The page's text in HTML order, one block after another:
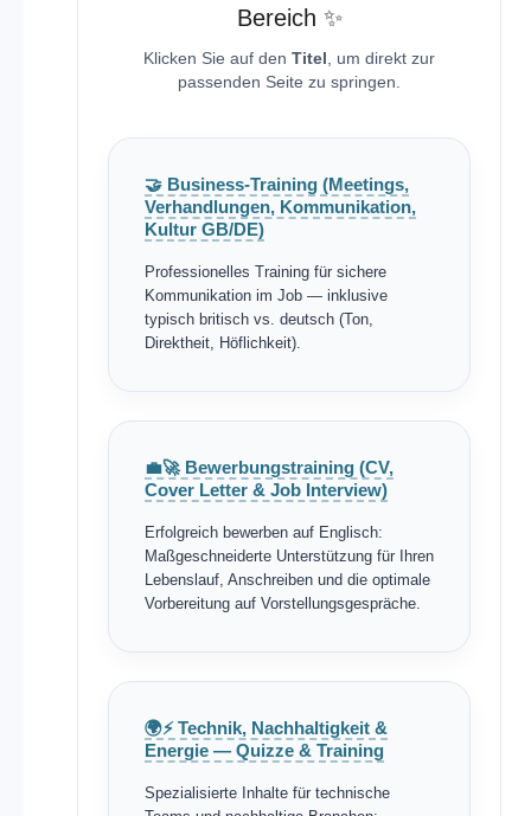
Bereich ✨
Klicken Sie auf den Titel , um direkt zur
passenden Seite zu springen.
🤝 Business-Training (Meetings,
Verhandlungen, Kommunikation,
Kultur GB/DE)
Professionelles Training für sichere
Kommunikation im Job — inklusive
typisch britisch vs. deutsch (Ton,
Direktheit, Höflichkeit).
💼🚀 Bewerbungstraining (CV,
Cover Letter & Job Interview)
Erfolgreich bewerben auf Englisch:
Maßgeschneiderte Unterstützung für Ihren
Lebenslauf, Anschreiben und die optimale
Vorbereitung auf Vorstellungsgespräche.
🌍⚡ Technik, Nachhaltigkeit &
Energie — Quizze & Training
Spezialisierte Inhalte für technische